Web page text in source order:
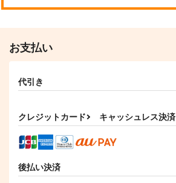
お支払い
代引き
クレジットカード キャッシュレス決済
後払い決済